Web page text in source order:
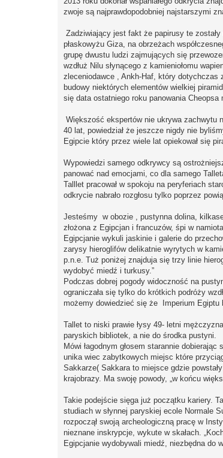
zwoje są najprawdopodobniej najstarszymi
Zadziwiający jest fakt że papirusy te
płaskowyżu Giza, na obrzeżach
grupę dwustu ludzi zajmujących się
wzdłuż Nilu słynącego z kamieniołomu
zleceniodawce , Ankh-Haf, który dotychczas
budowy niektórych elementów wielkiej
się data ostatniego roku panowania
Większość ekspertów nie ukrywa zachwytu
40 lat, powiedział że jeszcze nigdy nie
Egipcie który przez wiele lat opiekował się
Wypowiedzi samego odkrywcy są
panować nad emocjami, co dla samego
Talllet pracował w spokoju na peryferiach
odkrycie nabrało rozgłosu tylko poprzez
Jesteśmy w obozie , pustynna dolina,
złożona z Egipcjan i francuzów, śpi w
Egipcjanie wykuli jaskinie i galerie do
zarysy hieroglifów delikatnie wyrytych w
p.n.e. Tuż poniżej znajduja się trzy linie
wydobyć miedź i turkusy.”
Podczas dobrej pogody widoczność na
ograniczała się tylko do krótkich podróży
możemy dowiedzieć się że Imperium Egiptu
Tallet to niski prawie łysy 49- letni
paryskich bibliotek, a nie do środka pustyni.
Mówi łagodnym głosem starannie
unika wiec zabytkowych miejsc które
Sakkarze( Sakkara to miejsce gdzie
krajobrazy. Ma swoję powody, „w końcu
Takie podejście sięga już początku kariery.
studiach w słynnej paryskiej ecole Normale
rozpoczął swoją archeologiczną pracę w
nieznane inskrypcje, wykute w skałach.
Egipcjanie wydobywali miedź, niezbędna do